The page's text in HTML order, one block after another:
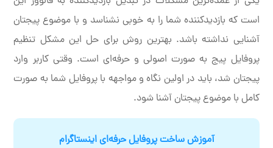
است که بازدیدکننده شما را به خوبی نشناسد و با موضوع پیجتان
آشنایی نداشته باشد. بهترین روش برای حل این مشکل تنظیم
پروفایل پیج به صورت اصولی و حرفه‌ای است. وقتی کاربر وارد
پیجتان شد، باید در اولین نگاه و مواجهه با پروفایل شما به صورت
کامل با موضوع پیجتان آشنا شود.
آموزش ساخت پروفایل حرفه‌ای اینستاگرام